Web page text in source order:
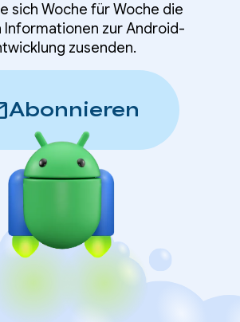
sich Woche für Woche die
Informationen zur Android-
zusenden.
Abonnieren